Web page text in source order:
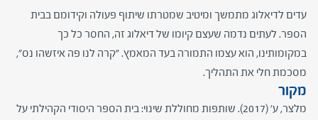
עדים לדיאלוג מתמשך ומיטיב שמטרתו שיתוף פעולה וקידומם בבית
הספר. לעתים נדמה שעצם קיומו של דיאלוג זה, החסר כל כך
במקומותינו, הוא עצמו התמורה בעד המאמץ. "קרה לנו פה איזשהו נס",
מסכמת חלי את התהליך.
מקור
מלצר, ע' (2017). שותפות מחוללת שינוי: בית הספר היסודי הקהילתי על